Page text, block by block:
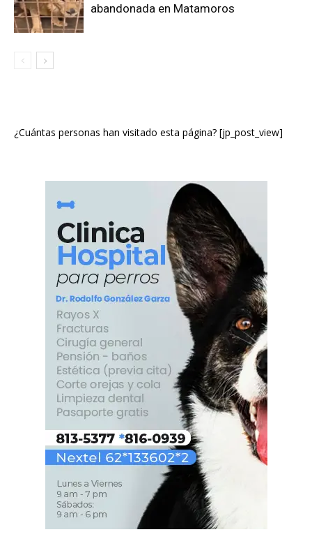
abandonada en Matamoros
¿Cuántas personas han visitado esta página? [jp_post_view]